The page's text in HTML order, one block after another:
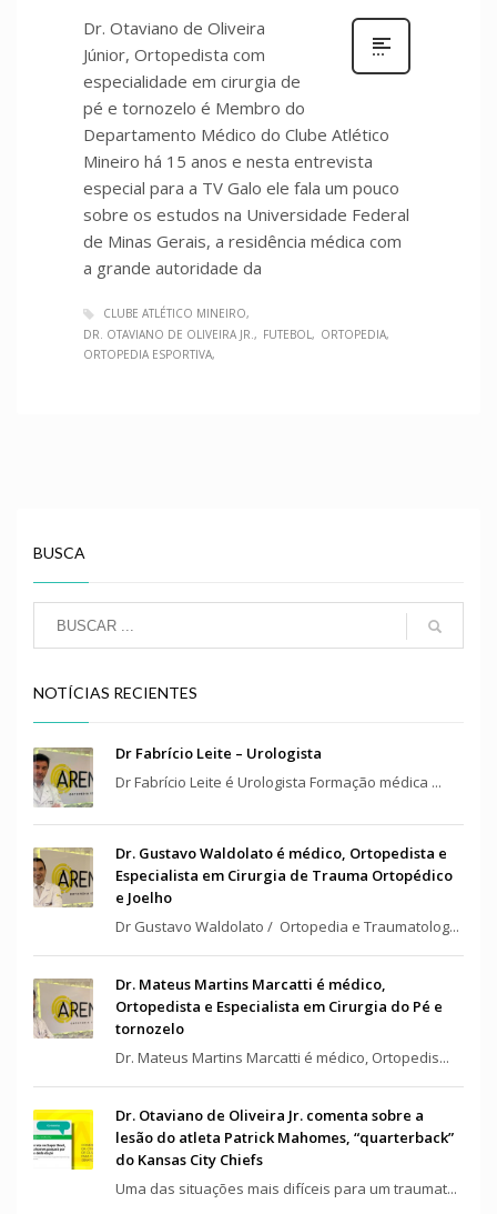
Dr. Otaviano de Oliveira
Júnior, Ortopedista com
especialidade em cirurgia de
pé e tornozelo é Membro do
Departamento Médico do Clube Atlético
Mineiro há 15 anos e nesta entrevista
especial para a TV Galo ele fala um pouco
sobre os estudos na Universidade Federal
de Minas Gerais, a residência médica com
a grande autoridade da
CLUBE ATLÉTICO MINEIRO
DR. OTAVIANO DE OLIVEIRA JR.
FUTEBOL
ORTOPEDIA
ORTOPEDIA ESPORTIVA
BUSCA
NOTÍCIAS RECIENTES
Dr Fabrício Leite – Urologista
Dr Fabrício Leite é Urologista Formação médica ...
Dr. Gustavo Waldolato é médico, Ortopedista e
Especialista em Cirurgia de Trauma Ortopédico
e Joelho
Dr Gustavo Waldolato / Ortopedia e Traumatolog...
Dr. Mateus Martins Marcatti é médico,
Ortopedista e Especialista em Cirurgia do Pé e
tornozelo
Dr. Mateus Martins Marcatti é médico, Ortopedis...
Dr. Otaviano de Oliveira Jr. comenta sobre a
lesão do atleta Patrick Mahomes, “quarterback”
do Kansas City Chiefs
Uma das situações mais difíceis para um traumat...